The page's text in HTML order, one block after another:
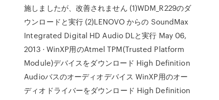
施しましたが、改善されません (1)WDM_R229のダ
ウンロードと実行 (2)LENOVO からの SoundMax
Integrated Digital HD Audio DLと実行 May 06,
2013 · WinXP用のAtmel TPM(Trusted Platform
Module)デバイスをダウンロード High Definition
Audioバスのオーディオデバイス WinXP用のオー
ディオドライバーをダウンロード High Definition